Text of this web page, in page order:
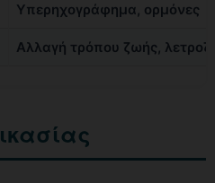
Υπερηχογράφημα, ορμόνες
Αλλαγή τρόπου ζωής,